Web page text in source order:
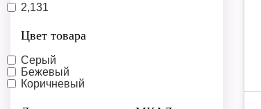
2,131
Цвет товара
Серый
Бежевый
Коричневый